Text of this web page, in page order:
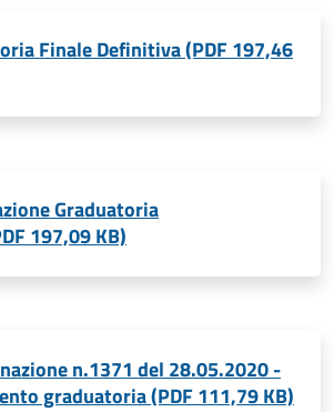
Finale Definitiva (PDF 197,46
Graduatoria
197,09 KB)
n.1371 del 28.05.2020 -
graduatoria (PDF 111,79 KB)